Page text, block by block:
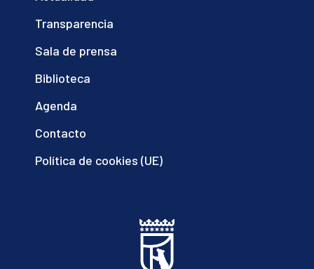
Transparencia
Sala de prensa
Biblioteca
Agenda
Contacto
Política de cookies (UE)